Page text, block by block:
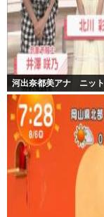
河出奈都美アナ ニット